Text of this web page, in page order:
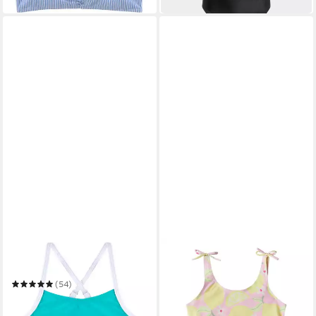
KANGAROOS
Bustier-Bikini Sporty
(54)
29,99 €
in 1-2 Werktagen bei dir
NAME IT
Bustier-Bikini NMFZILUA
ab 14,17 € UVP22,99 €
-38%